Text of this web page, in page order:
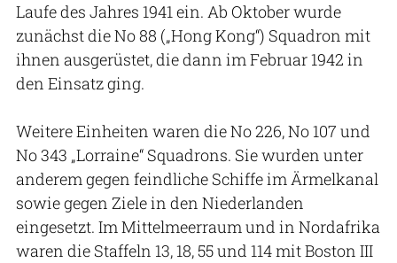
Laufe des Jahres 1941 ein. Ab Oktober wurde
zunächst die No 88 („Hong Kong“) Squadron mit
ihnen ausgerüstet, die dann im Februar 1942 in
den Einsatz ging.
Weitere Einheiten waren die No 226, No 107 und
No 343 „Lorraine“ Squadrons. Sie wurden unter
anderem gegen feindliche Schiffe im Ärmelkanal
sowie gegen Ziele in den Niederlanden
eingesetzt. Im Mittelmeerraum und in Nordafrika
waren die Staffeln 13, 18, 55 und 114 mit Boston III